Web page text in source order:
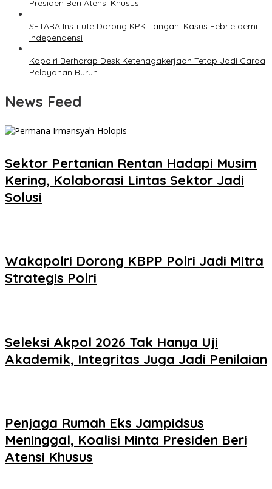
Presiden Beri Atensi Khusus
SETARA Institute Dorong KPK Tangani Kasus Febrie demi
Independensi
Kapolri Berharap Desk Ketenagakerjaan Tetap Jadi Garda
Pelayanan Buruh
News Feed
Sektor Pertanian Rentan Hadapi Musim
Kering, Kolaborasi Lintas Sektor Jadi
Solusi
Wakapolri Dorong KBPP Polri Jadi Mitra
Strategis Polri
Seleksi Akpol 2026 Tak Hanya Uji
Akademik, Integritas Juga Jadi Penilaian
Penjaga Rumah Eks Jampidsus
Meninggal, Koalisi Minta Presiden Beri
Atensi Khusus